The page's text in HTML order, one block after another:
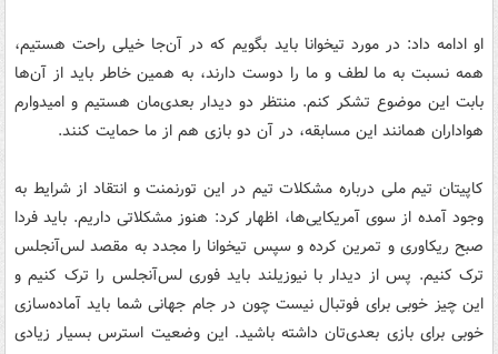
او ادامه داد: در مورد تیخوانا باید بگویم که در آن‌جا خیلی راحت هستیم،
همه نسبت به ما لطف و ما را دوست دارند، به همین خاطر باید از آن‌ها
بابت این موضوع تشکر کنم. منتظر دو دیدار بعدی‌مان هستیم و امیدوارم
هواداران همانند این مسابقه، در آن دو بازی هم از ما حمایت کنند.
کاپیتان تیم ملی درباره مشکلات تیم در این تورنمنت و انتقاد از شرایط به
وجود آمده از سوی آمریکایی‌ها، اظهار کرد: هنوز مشکلاتی داریم. باید فردا
صبح ریکاوری و تمرین کرده و سپس تیخوانا را مجدد به مقصد لس‌آنجلس
ترک کنیم. پس از دیدار با نیوزیلند باید فوری لس‌آنجلس را ترک کنیم و
این چیز خوبی برای فوتبال نیست چون در جام جهانی شما باید آماده‌سازی
خوبی برای بازی بعدی‌تان داشته باشید. این وضعیت استرس بسیار زیادی